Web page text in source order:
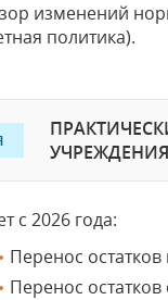
изменений
политика).
с 2026 года:
Перенос
Перенос остатков